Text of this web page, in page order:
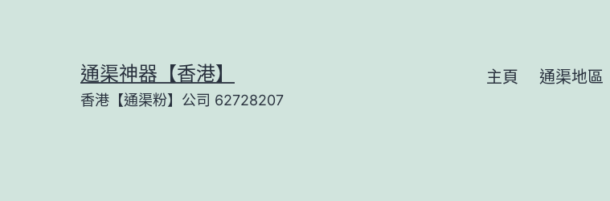
通渠神器【香港】
香港【通渠粉】公司 62728207
主頁 通渠地區